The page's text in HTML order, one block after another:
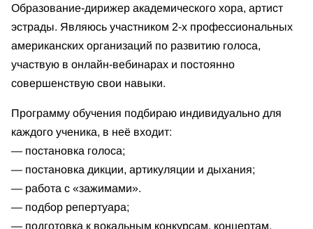
Образование-дирижер академического хора, артист
эстрады. Являюсь участником 2-х профессиональных
американских организаций по развитию голоса,
участвую в онлайн-вебинарах и постоянно
совершенствую свои навыки.
Программу обучения подбираю индивидуально для
каждого ученика, в неё входит:
— постановка голоса;
— постановка дикции, артикуляции и дыхания;
— работа с «зажимами».
— подбор репертуара;
— подготовка к вокальным конкурсам, концертам,